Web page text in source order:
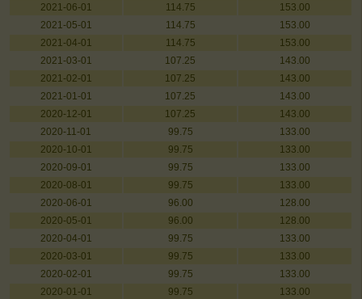
2021-06-01
114.75
153.00
2021-05-01
114.75
153.00
2021-04-01
114.75
153.00
2021-03-01
107.25
143.00
2021-02-01
107.25
143.00
2021-01-01
107.25
143.00
2020-12-01
107.25
143.00
2020-11-01
99.75
133.00
2020-10-01
99.75
133.00
2020-09-01
99.75
133.00
2020-08-01
99.75
133.00
2020-06-01
96.00
128.00
2020-05-01
96.00
128.00
2020-04-01
99.75
133.00
2020-03-01
99.75
133.00
2020-02-01
99.75
133.00
2020-01-01
99.75
133.00